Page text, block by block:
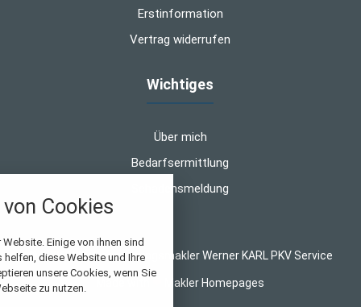
Erstinformation
Vertrag widerrufen
Wichtiges
Über mich
Bedarfsermittlung
Schadensmeldung
© 2026 WK-Versicherungsmakler Werner KARL PKV Service
Makler Homepages
Cookies
Einige von ihnen sind
diese Website und Ihre
unsere Cookies, wenn Sie
zu nutzen.
alle verwendeten Cookies und
folgende Kategorien zu